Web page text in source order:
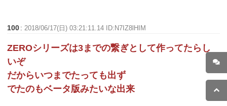
100 :2018/06/17(日) 03:21:11.14 ID:N7IZ8lHIM
ZEROシリーズは3までの繋ぎとして作ってたらし
いぞ
だからいつまでたっても出ず
でたのもベータ版みたいな出来